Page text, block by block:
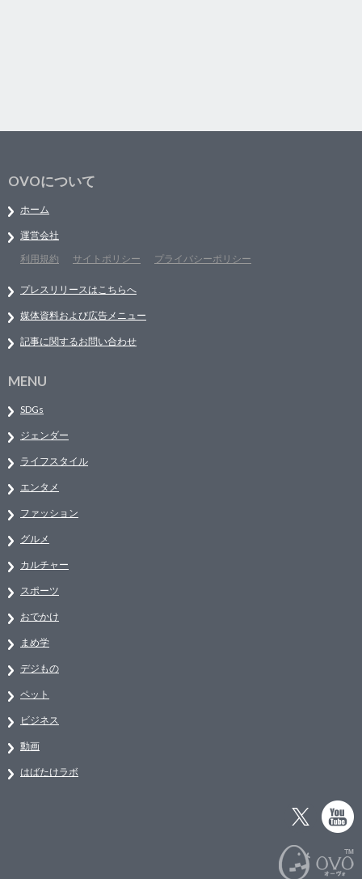
OVOについて
ホーム
運営会社
利用規約
サイトポリシー プライバシーポリシー
プレスリリースはこちらへ
媒体資料および広告メニュー
記事に関するお問い合わせ
MENU
SDGs
ジェンダー
ライフスタイル
エンタメ
ファッション
グルメ
カルチャー
スポーツ
おでかけ
まめ学
デジもの
ペット
ビジネス
動画
はばたけラボ